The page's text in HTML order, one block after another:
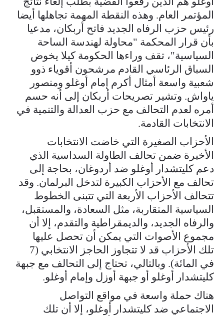
المؤتمر العام. وهذه النقطة المهمة تجاهلها أيضا
رئيس حزب الرفاه الجديد فاتح أربكان، مدعيا
بأن قرار المحكمة "محاولة لهندسة الساحة
السياسية"، تقف وراءها الحكومة كيلا يخوض
السباق الرئاسي القادم مرشحون أقوياء ذوو
شعبية واسعة أمثال أكرم إمام أوغلو ومنصور
ياواش. وتشير تصريحات أربكان إلى أنه حسم
أمره لعدم التحالف مع حزب العدالة والتنمية في
الانتخابات القادمة.
الأحزاب الصغيرة التي خاضت الانتخابات
الأخيرة ضمن تحالف الطاولة السداسية الذي
دعم كليتشدار أوغلو ضد أردوغان، بحاجة إلى
تحالف مع الأحزاب الكبيرة لتدخل البرلمان. وقد
تتحالف الأحزاب الأربعة التي تتبنى الخطوط
السياسية المتقاربة، مثل السعادة، والمستقبل،
والرفاه الجديد، والديمقراطية والتقدم، إلا أن
مجموع الأصوات التي يمكن أن تحصل عليها
تلك الأحزاب قد لا تتجاوز الحاجز الانتخابي (7
في المائة). وبالتالي، تحتاج إلى التحالف مع جبهة
كليتشدار أوغلو أو جبهة أوزل وإمام أوغلو.
هناك حملة واسعة في مواقع التواصل
الاجتماعي ضد كليتشدار أوغلو، إلا أن تلك